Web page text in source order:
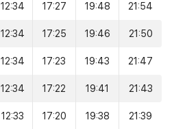
12:34 17:27 19:48 21:54
12:34 17:25 19:46 21:50
12:34 17:23 19:43 21:47
12:34 17:22 19:41 21:43
12:33 17:20 19:38 21:39